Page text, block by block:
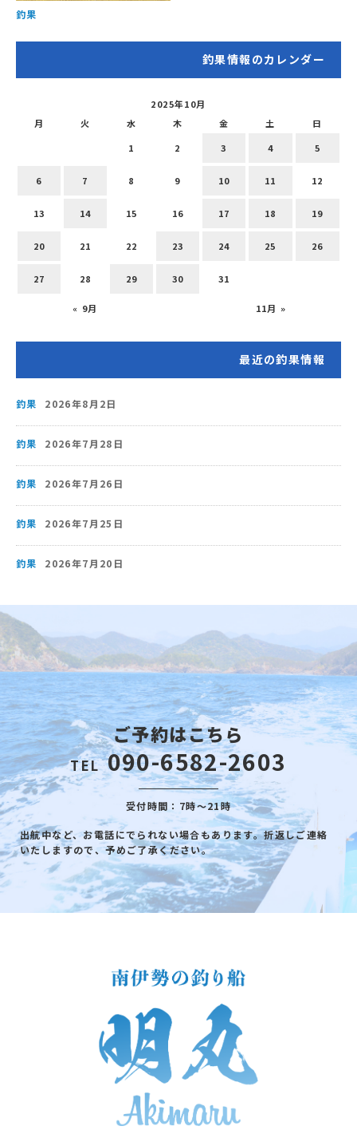
釣果
釣果情報のカレンダー
2025年10月
月
火 水 木 金 土 日
« 9月 11月 »
1 2 3 4 5
6 7 8 9 10 11 12
13 14 15 16 17 18 19
20 21 22 23 24 25 26
27 28 29 30 31
最近の釣果情報
釣果 2026年8月2日
釣果 2026年7月28日
釣果 2026年7月26日
釣果 2026年7月25日
釣果 2026年7月20日
ご予約はこちら
TEL 090-6582-2603
受付時間：7時～21時
出航中など、お電話にでられない場合もあります。折返しご連絡
いたしますので、予めご了承ください。